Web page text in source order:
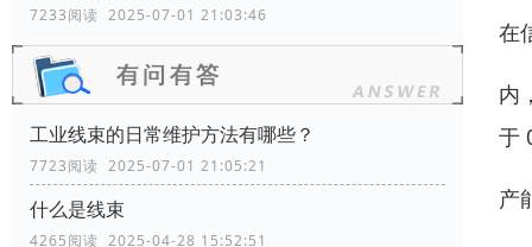
7233阅读 2025-07-01 21:03:46
工业线束的日常维护方法有哪些？
7723阅读 2025-07-01 21:05:21
什么是线束
4265阅读 2025-04-28 15:52:51
在
内
于
产